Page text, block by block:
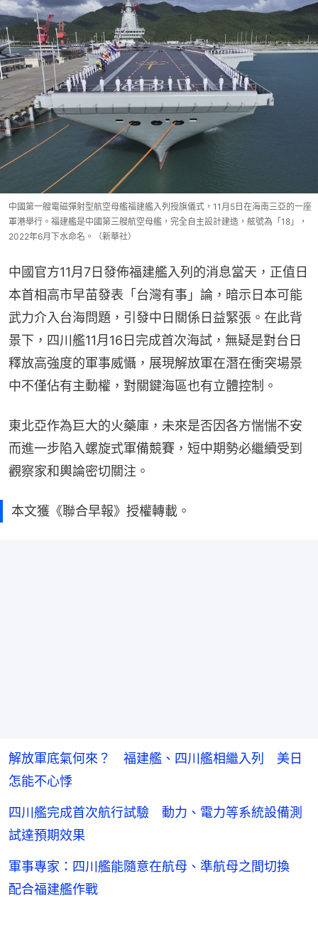
中國第一艘電磁彈射型航空母艦福建艦入列授旗儀式，11月5日在海南三亞的一座
軍港舉行。福建艦是中國第三艘航空母艦，完全自主設計建造，舷號為「18」，
2022年6月下水命名。（新華社）
中國官方11月7日發佈福建艦入列的消息當天，正值日
本首相高市早苗發表「台灣有事」論，暗示日本可能
武力介入台海問題，引發中日關係日益緊張。在此背
景下，四川艦11月16日完成首次海試，無疑是對台日
釋放高強度的軍事威懾，展現解放軍在潛在衝突場景
中不僅佔有主動權，對關鍵海區也有立體控制。
東北亞作為巨大的火藥庫，未來是否因各方惴惴不安
而進一步陷入螺旋式軍備競賽，短中期勢必繼續受到
觀察家和輿論密切關注。
本文獲《聯合早報》授權轉載。
解放軍底氣何來？ 福建艦、四川艦相繼入列 美日
怎能不心悸
四川艦完成首次航行試驗 動力、電力等系統設備測
試達預期效果
軍事專家：四川艦能隨意在航母、準航母之間切換
配合福建艦作戰